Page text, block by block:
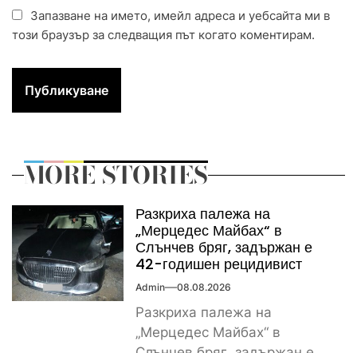
Запазване на името, имейл адреса и уебсайта ми в
този браузър за следващия път когато коментирам.
MORE STORIES
Разкриха палежа на
„Мерцедес Майбах“ в
Слънчев бряг, задържан е
42-годишен рецидивист
Admin 08.08.2026
Разкриха палежа на
„Мерцедес Майбах“ в